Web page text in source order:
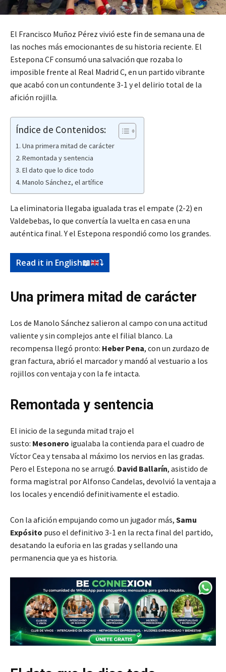
El Francisco Muñoz Pérez vivió este fin de semana una de
las noches más emocionantes de su historia reciente. El
Estepona CF consumó una salvación que rozaba lo
imposible frente al Real Madrid C, en un partido vibrante
que acabó con un contundente 3-1 y el delirio total de la
afición rojilla.
Índice de Contenidos:
Una primera mitad de carácter
Remontada y sentencia
El dato que lo dice todo
Manolo Sánchez, el artífice
La eliminatoria llegaba igualada tras el empate (2-2) en
Valdebebas, lo que convertía la vuelta en casa en una
auténtica final. Y el Estepona respondió como los grandes.
Read it in English📖 ⤵️
Una primera mitad de carácter
Los de Manolo Sánchez salieron al campo con una actitud
valiente y sin complejos ante el filial blanco. La
recompensa llegó pronto: Heber Pena, con un zurdazo de
gran factura, abrió el marcador y mandó al vestuario a los
rojillos con ventaja y con la fe intacta.
Remontada y sentencia
El inicio de la segunda mitad trajo el
susto: Mesonero igualaba la contienda para el cuadro de
Víctor Cea y tensaba al máximo los nervios en las gradas.
Pero el Estepona no se arrugó. David Ballarín, asistido de
forma magistral por Alfonso Candelas, devolvió la ventaja a
los locales y encendió definitivamente el estadio.
Con la afición empujando como un jugador más, Samu
Expósito puso el definitivo 3-1 en la recta final del partido,
desatando la euforia en las gradas y sellando una
permanencia que ya es historia.